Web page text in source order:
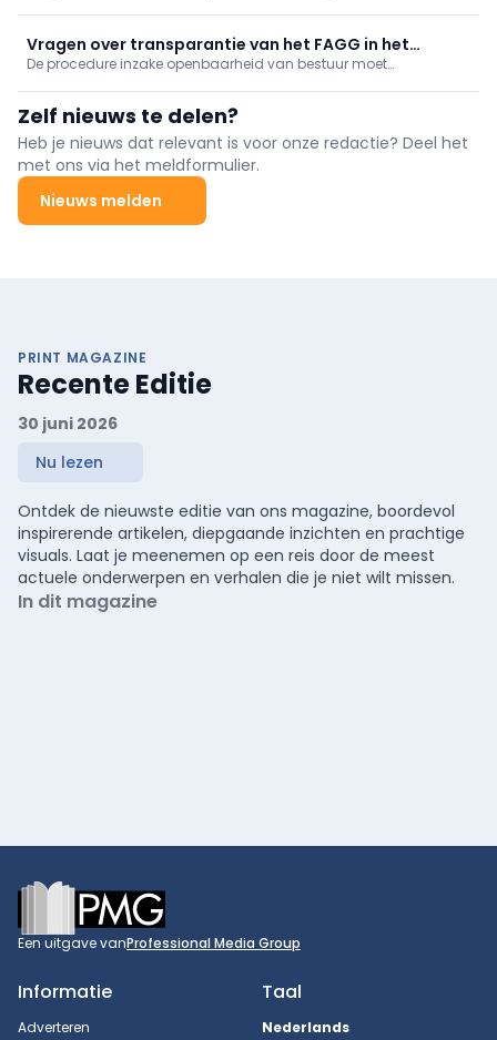
Vragen over transparantie van het FAGG in het
donordossier
De procedure inzake openbaarheid van bestuur moet
antwoord op vragen over de transparantie van het FAGG in het
donordossier.
Zelf nieuws te delen?
Heb je nieuws dat relevant is voor onze redactie? Deel het
met ons via het meldformulier.
Nieuws melden
PRINT MAGAZINE
Recente Editie
30 juni 2026
Nu lezen
Ontdek de nieuwste editie van ons magazine, boordevol
inspirerende artikelen, diepgaande inzichten en prachtige
visuals. Laat je meenemen op een reis door de meest
actuele onderwerpen en verhalen die je niet wilt missen.
In dit magazine
Footer
Een uitgave vanProfessional Media Group
Informatie
Adverteren
Taal
Nederlands